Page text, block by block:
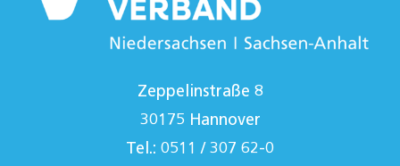
Zeppelinstraße 8
30175 Hannover
Tel.: 0511 / 307 62-0